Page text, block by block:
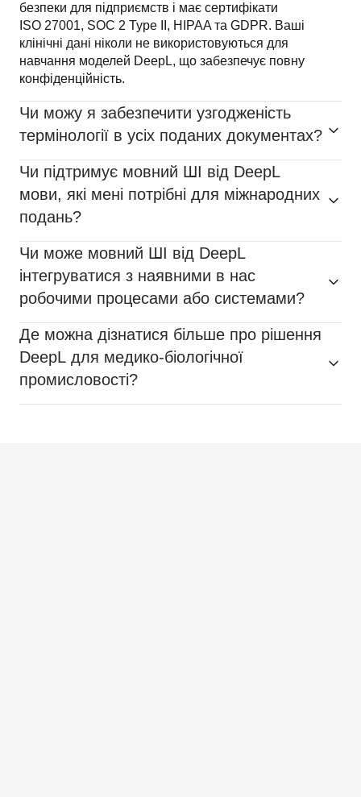
безпеки для підприємств і має сертифікати
ISO 27001, SOC 2 Type II, HIPAA та GDPR. Ваші
клінічні дані ніколи не використовуються для
навчання моделей DeepL, що забезпечує повну
конфіденційність.
Чи можу я забезпечити узгодженість
термінології в усіх поданих документах?
Чи підтримує мовний ШІ від DeepL
мови, які мені потрібні для міжнародних
подань?
Чи може мовний ШІ від DeepL
інтегруватися з наявними в нас
робочими процесами або системами?
Де можна дізнатися більше про рішення
DeepL для медико-біологічної
промисловості?